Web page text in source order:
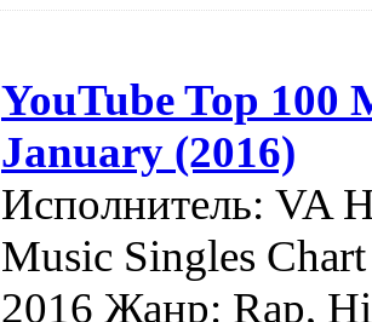
YouTube Top 100
January (2016)
Исполнитель: VA
Music Singles
2016 Жанр: Rap,